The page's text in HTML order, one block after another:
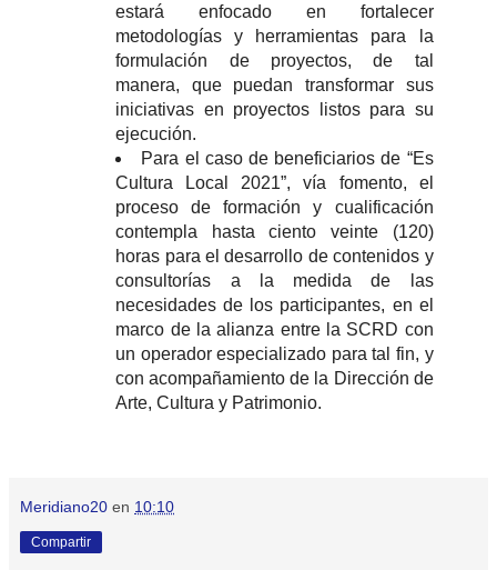
estará enfocado en fortalecer
metodologías y herramientas para la
formulación de proyectos, de tal
manera, que puedan transformar sus
iniciativas en proyectos listos para su
ejecución.
Para el caso de beneficiarios de “Es
Cultura Local 2021”, vía fomento, el
proceso de formación y cualificación
contempla hasta ciento veinte (120)
horas para el desarrollo de contenidos y
consultorías a la medida de las
necesidades de los participantes, en el
marco de la alianza entre la SCRD con
un operador especializado para tal fin, y
con acompañamiento de la Dirección de
Arte, Cultura y Patrimonio.
Meridiano20 en 10:10
Compartir